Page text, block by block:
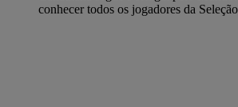
conhecer todos os jogadores da